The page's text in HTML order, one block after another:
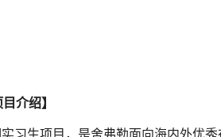
介绍】